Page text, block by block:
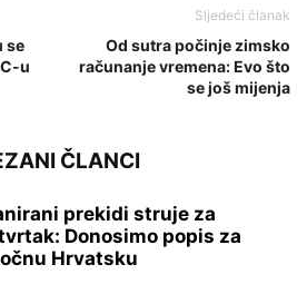
se
u
Sljedeći članak
Od sutra počinje zimsko
računanje vremena: Evo što
se još mijenja
ČLANCI
prekidi struje za
Donosimo popis za
Hrvatsku